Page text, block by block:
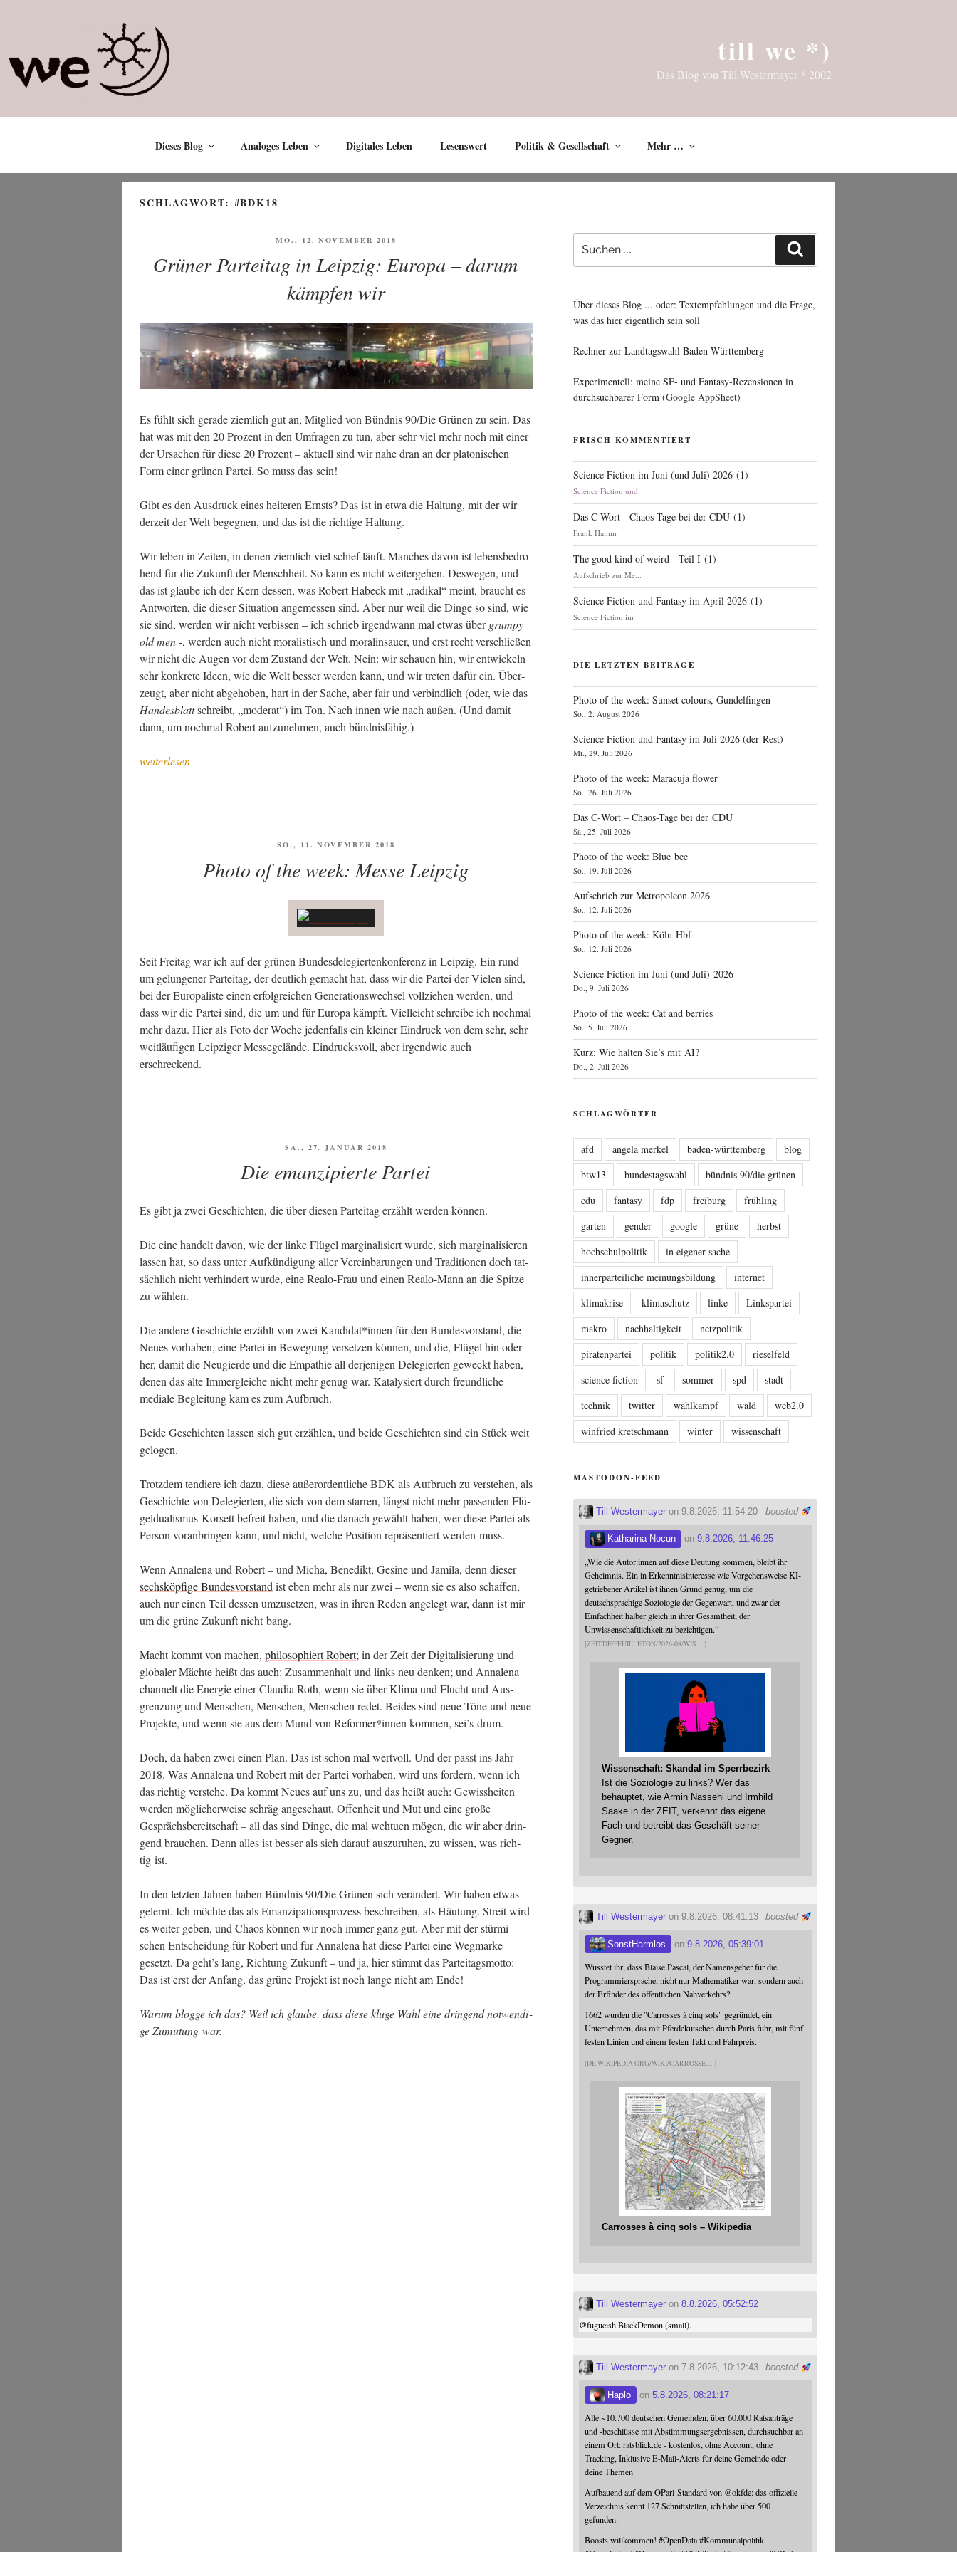
till we *)
Das Blog von Till Westermayer * 2002
Dieses Blog Analoges Leben Digitales Leben Lesenswert Politik & Gesellschaft Mehr …
SCHLAGWORT: #BDK18
VERÖFFENTLICHT
MO., 12. NOVEMBER 2018
Grüner Parteitag in Leipzig: Europa – darum
kämpfen wir
Es fühlt sich gera­de ziem­lich gut an, Mit­glied von Bünd­nis 90/Die Grü­nen zu sein. Das
hat was mit den 20 Pro­zent in den Umfra­gen zu tun, aber sehr viel mehr noch mit einer
der Ursa­chen für die­se 20 Pro­zent – aktu­ell sind wir nahe dran an der pla­to­ni­schen
Form einer grü­nen Par­tei. So muss das sein!
Gibt es den Aus­druck eines hei­te­ren Ernsts? Das ist in etwa die Hal­tung, mit der wir
der­zeit der Welt begeg­nen, und das ist die rich­ti­ge Haltung.
Wir leben in Zei­ten, in denen ziem­lich viel schief läuft. Man­ches davon ist lebens­be­dro­
hend für die Zukunft der Mensch­heit. So kann es nicht wei­ter­ge­hen. Des­we­gen, und
das ist glau­be ich der Kern des­sen, was Robert Habeck mit „radi­kal“ meint, braucht es
Ant­wor­ten, die die­ser Situa­ti­on ange­mes­sen sind. Aber nur weil die Din­ge so sind, wie
sie sind, wer­den wir nicht ver­bis­sen – ich schrieb irgend­wann mal etwas übergrum­py
old men-, wer­den auch nicht mora­lis­tisch und mora­lin­sauer, und erst recht ver­schlie­ßen
wir nicht die Augen vor dem Zustand der Welt. Nein: wir schau­en hin, wir ent­wi­ckeln
sehr kon­kre­te Ideen, wie die Welt bes­ser wer­den kann, und wir tre­ten dafür ein. Über­
zeugt, aber nicht abge­ho­ben, hart in der Sache, aber fair und ver­bind­lich (oder, wie das
Han­des­blattschreibt, „mode­rat“) im Ton. Nach innen wie nach außen. (Und damit
dann, um noch­mal Robert auf­zu­neh­men, auch bündnisfähig.)
„Grü­
um
kämp­
fen
wir“
weiterlesen
VERÖFFENTLICHT
SO., 11. NOVEMBER 2018
Photo of the week: Messe Leipzig
Seit Frei­tag war ich auf der grü­nen Bun­des­de­le­gier­ten­kon­fe­renz in Leip­zig. Ein rund­
um gelun­ge­ner Par­tei­tag, der deut­lich gemacht hat, dass wir die Par­tei der Vie­len sind,
bei der Euro­pa­lis­te einen erfolg­rei­chen Gene­ra­ti­ons­wech­sel voll­zie­hen wer­den, und
dass wir die Par­tei sind, die um und für Euro­pa kämpft. Viel­leicht schrei­be ich noch­mal
mehr dazu. Hier als Foto der Woche jeden­falls ein klei­ner Ein­druck von dem sehr, sehr
weit­läu­fi­gen Leip­zi­ger Mes­se­ge­län­de. Ein­drucks­voll, aber irgend­wie auch
erschreckend.
VERÖFFENTLICHT
SA., 27. JANUAR 2018
Die emanzipierte Partei
Es gibt ja zwei Geschich­ten, die über die­sen Par­tei­tag erzählt wer­den können.
Die eine han­delt davon, wie der lin­ke Flü­gel mar­gi­na­li­siert wur­de, sich mar­gi­na­li­sie­ren
las­sen hat, so dass unter Auf­kün­di­gung aller Ver­ein­ba­run­gen und Tra­di­tio­nen doch tat­
säch­lich nicht ver­hin­dert wur­de, eine Rea­lo-Frau und einen Rea­lo-Mann an die Spit­ze
zu wählen.
Die ande­re Geschich­te erzählt von zwei Kandidat*innen für den Bun­des­vor­stand, die
Neu­es vor­ha­ben, eine Par­tei in Bewe­gung ver­set­zen kön­nen, und die, Flü­gel hin oder
her, damit die Neu­gier­de und die Empa­thie all der­je­ni­gen Dele­gier­ten geweckt haben,
denen das alte Immer­glei­che nicht mehr genug war. Kata­ly­siert durch freund­li­che
media­le Beglei­tung kam es zum Aufbruch.
Bei­de Geschich­ten las­sen sich gut erzäh­len, und bei­de Geschich­ten sind ein Stück weit
gelogen.
Trotz­dem ten­die­re ich dazu, die­se außer­or­dent­li­che BDK als Auf­bruch zu ver­ste­hen, als
Geschich­te von Dele­gier­ten, die sich von dem star­ren, längst nicht mehr pas­sen­den Flü­
gel­dua­lis­mus-Kor­sett befreit haben, und die danach gewählt haben, wer die­se Par­tei als
Per­son vor­an­brin­gen kann, und nicht, wel­che Posi­ti­on reprä­sen­tiert wer­den muss.
Wenn Anna­le­na und Robert – und Micha, Bene­dikt, Gesi­ne und Jami­la, denn die­ser
sechs­köp­fi­ge Bun­des­vor­standist eben mehr als nur zwei – wenn sie es also schaf­fen,
auch nur einen Teil des­sen umzu­set­zen, was in ihren Reden ange­legt war, dann ist mir
um die grü­ne Zukunft nicht bang.
Macht kommt von machen, phi­lo­so­phiert Robert; in der Zeit der Digi­ta­li­sie­rung und
glo­ba­ler Mäch­te heißt das auch: Zusam­men­halt und links neu den­ken; und Anna­le­na
chan­nelt die Ener­gie einer Clau­dia Roth, wenn sie über Kli­ma und Flucht und Aus­
gren­zung und Men­schen, Men­schen, Men­schen redet. Bei­des sind neue Töne und neue
Pro­jek­te, und wenn sie aus dem Mund von Reformer*innen kom­men, sei’s drum.
Doch, da haben zwei einen Plan. Das ist schon mal wert­voll. Und der passt ins Jahr
2018. Was Anna­le­na und Robert mit der Par­tei vor­ha­ben, wird uns for­dern, wenn ich
das rich­tig ver­ste­he. Da kommt Neu­es auf uns zu, und das heißt auch: Gewiss­hei­ten
wer­den mög­li­cher­wei­se schräg ange­schaut. Offen­heit und Mut und eine gro­ße
Gesprächs­be­reit­schaft – all das sind Din­ge, die mal weh­tu­en mögen, die wir aber drin­
gend brau­chen. Denn alles ist bes­ser als sich dar­auf aus­zu­ru­hen, zu wis­sen, was rich­
tig ist.
In den letz­ten Jah­ren haben Bünd­nis 90/Die Grü­nen sich ver­än­dert. Wir haben etwas
gelernt. Ich möch­te das als Eman­zi­pa­ti­ons­pro­zess beschrei­ben, als Häu­tung. Streit wird
es wei­ter geben, und Cha­os kön­nen wir noch immer ganz gut. Aber mit der stür­mi­
schen Ent­schei­dung für Robert und für Anna­le­na hat die­se Par­tei eine Weg­mar­ke
gesetzt. Da geht’s lang, Rich­tung Zukunft – und ja, hier stimmt das Par­tei­tags­mot­to:
Das ist erst der Anfang, das grü­ne Pro­jekt ist noch lan­ge nicht am Ende!
War­um blog­ge ich das? Weil ich glau­be, dass die­se klu­ge Wahl eine drin­gend not­wen­di­
ge Zumu­tung war.
Suche
nach:
Über dieses Blog ... oder: Textempfehlungen und die Frage,
was das hier eigentlich sein soll
Rechner zur Landtagswahl Baden-Württemberg
Experimentell: meine SF- und Fantasy-Rezensionen in
durchsuchbarer Form (Google AppSheet)
FRISCH KOMMENTIERT
Science Fiction im Juni (und Juli) 2026 (1)
Science Fiction und
Das C-Wort - Chaos-Tage bei der CDU (1)
Frank Hamm
The good kind of weird - Teil I (1)
Aufschrieb zur Me...
Science Fiction und Fantasy im April 2026 (1)
Science Fiction im
DIE LETZTEN BEITRÄGE
Photo of the week: Sunset colours, Gundelfingen
So., 2. August 2026
Science Fiction und Fantasy im Juli 2026 (der Rest)
Mi., 29. Juli 2026
Photo of the week: Maracuja flower
So., 26. Juli 2026
Das C‑Wort – Chaos-Tage bei der CDU
Sa., 25. Juli 2026
Photo of the week: Blue bee
So., 19. Juli 2026
Aufschrieb zur Metropolcon 2026
So., 12. Juli 2026
Photo of the week: Köln Hbf
So., 12. Juli 2026
Science Fiction im Juni (und Juli) 2026
Do., 9. Juli 2026
Photo of the week: Cat and berries
So., 5. Juli 2026
Kurz: Wie halten Sie’s mit AI?
Do., 2. Juli 2026
SCHLAGWÖRTER
afd angela merkel baden-württemberg
blog
btw13
bundestagswahl
bündnis 90/die grünen
cdu
fantasy fdp freiburg
frühling
garten
gender google grüne
herbst
hochschulpolitik
in eigener sache
innerparteiliche meinungsbildung
internet
klimakrise
klimaschutz linke
Linkspartei
makro
nachhaltigkeit
netzpolitik
piratenpartei
politik politik2.0
rieselfeld
science fiction
sf sommer spd
stadt
technik
twitter wahlkampf wald
web2.0
winfried kretschmann
winter wissenschaft
MASTODON-FEED
boosted
Till Westermayer on 9.8.2026, 11:54:20
Katharina Nocun on9.8.2026, 11:46:25
„Wie die Autor:innen auf diese Deutung kommen, bleibt ihr
Geheimnis. Ein in Erkenntnisinteresse wie Vorgehensweise KI-
getriebener Artikel ist ihnen Grund genug, um die
deutschsprachige Soziologie der Gegenwart, und zwar der
Einfachheit halber gleich in ihrer Gesamtheit, der
Unwissenschaftlichkeit zu bezichtigen.“
ZEIT.DE/FEUILLETON/2026-08/WIS
Wissenschaft: Skandal im Sperrbezirk
Ist die Soziologie zu links? Wer das
behauptet, wie Armin Nassehi und Irmhild
Saake in der ZEIT, verkennt das eigene
Fach und betreibt das Geschäft seiner
Gegner.
boosted
Till Westermayer on 9.8.2026, 08:41:13
SonstHarmlos on9.8.2026, 05:39:01
Wusstet ihr, dass Blaise Pascal, der Namensgeber für die
Programmiersprache, nicht nur Mathematiker war, sondern auch
der Erfinder des öffentlichen Nahverkehrs?
1662 wurden die "Carrosses à cinq sols" gegründet, ein
Unternehmen, das mit Pferdekutschen durch Paris fuhr, mit fünf
festen Linien und einem festen Takt und Fahrpreis.
DE.WIKIPEDIA.ORG/WIKI/CARROSSE
Carrosses à cinq sols – Wikipedia
Till Westermayer on8.8.2026, 05:52:52
@fugueishBlackDemon (small).
boosted
Till Westermayer on 7.8.2026, 10:12:43
Haplo on5.8.2026, 08:21:17
Alle ~10.700 deutschen Gemeinden, über 60.000 Ratsanträge
und -beschlüsse mit Abstimmungsergebnissen, durchsuchbar an
einem Ort: ratsblick.de - kostenlos, ohne Account, ohne
Tracking, Inklusive E-Mail-Alerts für deine Gemeinde oder
deine Themen
Aufbauend auf dem OParl-Standard von @okfde: das offizielle
Verzeichnis kennt 127 Schnittstellen, ich habe über 500
gefunden.
Boosts willkommen!#OpenData #Kommunalpolitik